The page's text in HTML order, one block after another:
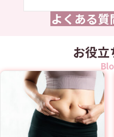
よくある質
お役立